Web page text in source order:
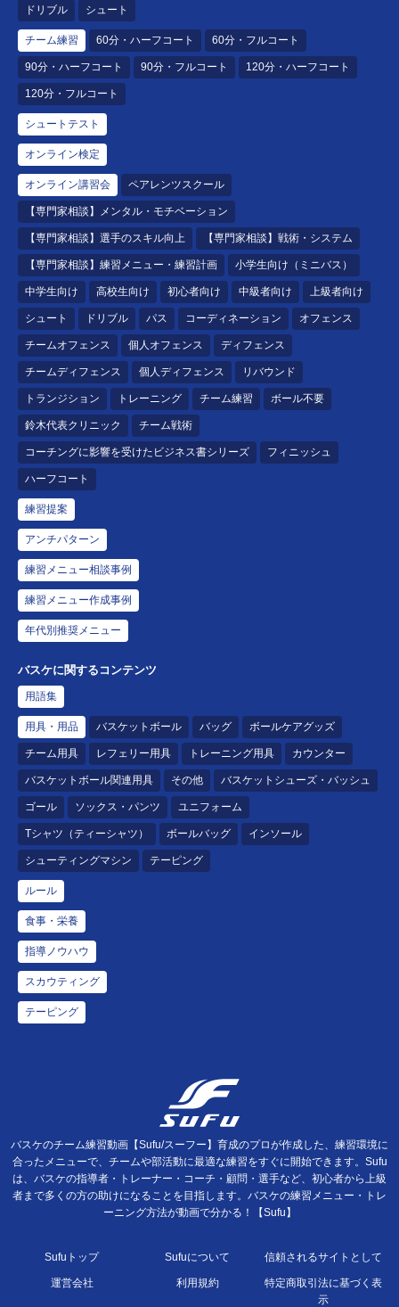
ドリブル シュート
チーム練習 60分・ハーフコート 60分・フルコート
90分・ハーフコート 90分・フルコート 120分・ハーフコート
120分・フルコート
シュートテスト
オンライン検定
オンライン講習会 ペアレンツスクール
【専門家相談】メンタル・モチベーション
【専門家相談】選手のスキル向上 【専門家相談】戦術・システム
【専門家相談】練習メニュー・練習計画 小学生向け（ミニバス）
中学生向け 高校生向け 初心者向け 中級者向け 上級者向け
シュート ドリブル パス コーディネーション オフェンス
チームオフェンス 個人オフェンス ディフェンス
チームディフェンス 個人ディフェンス リバウンド
トランジション トレーニング チーム練習 ボール不要
鈴木代表クリニック チーム戦術
コーチングに影響を受けたビジネス書シリーズ フィニッシュ
ハーフコート
練習提案
アンチパターン
練習メニュー相談事例
練習メニュー作成事例
年代別推奨メニュー
バスケに関するコンテンツ
用語集
用具・用品 バスケットボール バッグ ボールケアグッズ
チーム用具 レフェリー用具 トレーニング用具 カウンター
バスケットボール関連用具 その他 バスケットシューズ・バッシュ
ゴール ソックス・パンツ ユニフォーム
Tシャツ（ティーシャツ） ボールバッグ インソール
シューティングマシン テーピング
ルール
食事・栄養
指導ノウハウ
スカウティング
テーピング
バスケのチーム練習動画【Sufu/スーフー】育成のプロが作成した、練習環境に
合ったメニューで、チームや部活動に最適な練習をすぐに開始できます。Sufu
は、バスケの指導者・トレーナー・コーチ・顧問・選手など、初心者から上級
者まで多くの方の助けになることを目指します。バスケの練習メニュー・トレ
ーニング方法が動画で分かる！【Sufu】
Sufuトップ Sufuについて 信頼されるサイトとして
運営会社 利用規約
特定商取引法に基づく表
示